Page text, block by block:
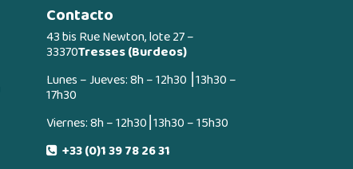
Contacto
43 bis Rue Newton, lote 27 –
33370Tresses (Burdeos)
Lunes – Jueves: 8h – 12h30 ⎮13h30 –
17h30
Viernes: 8h – 12h30⎮13h30 – 15h30
+33 (0)1 39 78 26 31